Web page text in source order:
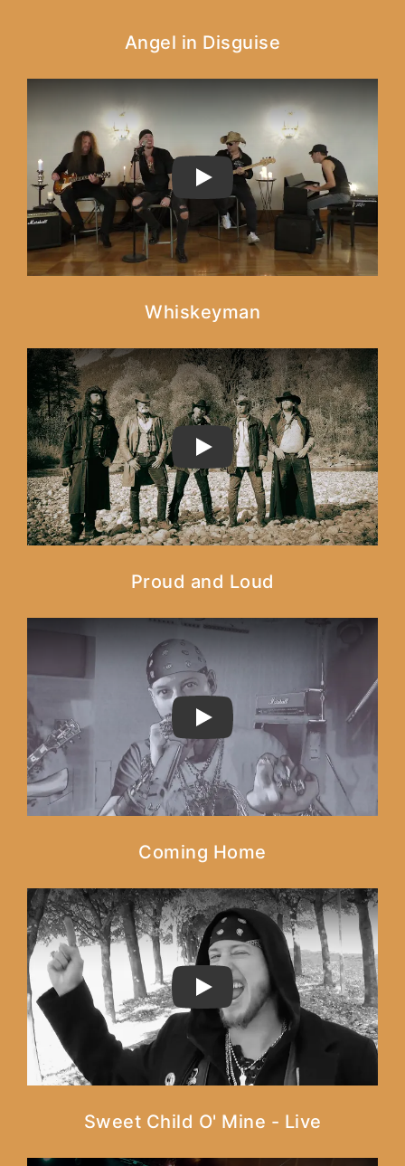
Angel in Disguise
Whiskeyman
Proud and Loud
PLAY
Coming Home
Sweet Child O' Mine - Live